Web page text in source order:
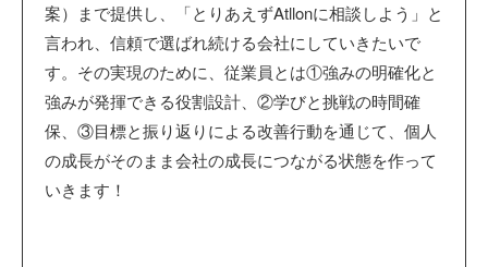
案）まで提供し、「とりあえずAtllonに相談しよう」と
言われ、信頼で選ばれ続ける会社にしていきたいで
す。その実現のために、従業員とは①強みの明確化と
強みが発揮できる役割設計、②学びと挑戦の時間確
保、③目標と振り返りによる改善行動を通じて、個人
の成長がそのまま会社の成長につながる状態を作って
いきます！